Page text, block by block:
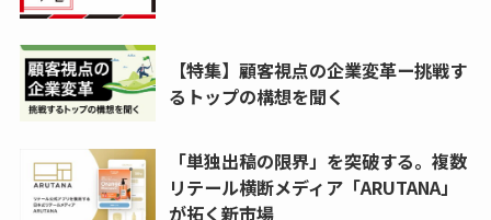
【特集】顧客視点の企業変革ー挑戦す
るトップの構想を聞く
「単独出稿の限界」を突破する。複数
リテール横断メディア「ARUTANA」
が拓く新市場